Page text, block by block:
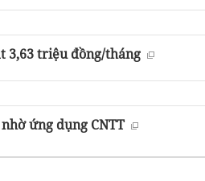
3,63 triệu đồng/tháng
ứng dụng CNTT